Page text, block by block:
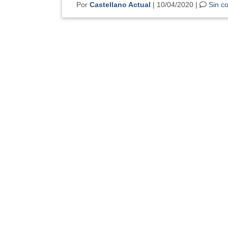
Por Castellano Actual | 10/04/2020 |
Sin